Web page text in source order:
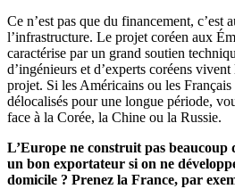
Ce n’est pas que du financement, c’est
l’infrastructure. Le projet coréen aux
caractérise par un grand soutien
d’ingénieurs et d’experts coréens
projet. Si les Américains ou les Français
délocalisés pour une longue période,
face à la Corée, la Chine ou la Russie.
L’Europe ne construit pas beaucoup
un bon exportateur si on ne
domicile ? Prenez la France, par